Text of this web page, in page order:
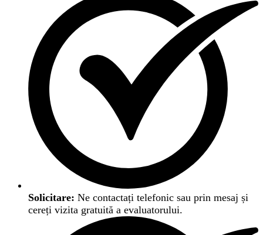
Solicitare: Ne contactați telefonic sau prin mesaj și
cereți vizita gratuită a evaluatorului.